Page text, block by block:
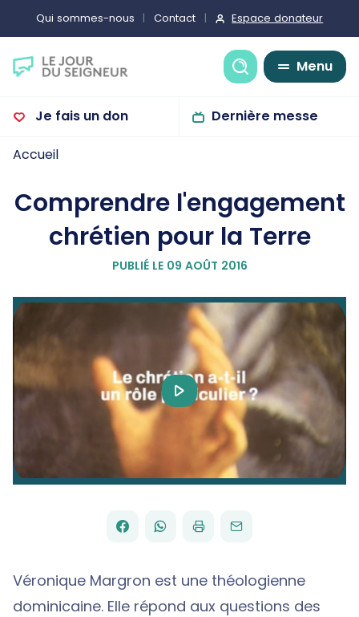
Qui sommes-nous Contact Espace donateur
Recherche
Menu
Je fais un don Dernière messe
Accueil
Comprendre l'engagement
chrétien pour la Terre
PUBLIÉ LE 09 AOÛT 2016
Play
Video
PARTAGER
FACEBOOK
PARTAGER
WHATSAPP
IMPRIMERENVOYER
PAR
EMAIL
Véronique Margron est une théologienne
dominicaine. Elle répond aux questions des